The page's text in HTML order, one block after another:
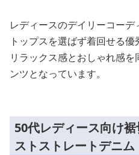
レディースのデイリーコーデ
トップスを選ばず着回せる優
リラックス感とおしゃれ感
ンツとなっています。
50代レディース向け
ストストレートデニム